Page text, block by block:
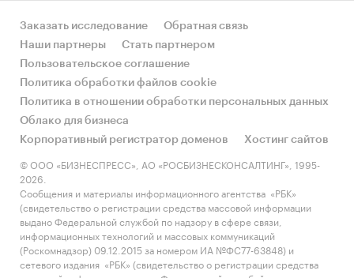
Заказать исследование
Обратная связь
Наши партнеры
Стать партнером
Пользовательское соглашение
Политика обработки файлов cookie
Политика в отношении обработки персональных данных
Облако для бизнеса
Корпоративный регистратор доменов
Хостинг сайтов
© ООО «БИЗНЕСПРЕСС», АО «РОСБИЗНЕСКОНСАЛТИНГ», 1995-
2026.
Сообщения и материалы информационного агентства «РБК»
(свидетельство о регистрации средства массовой информации
выдано Федеральной службой по надзору в сфере связи,
информационных технологий и массовых коммуникаций
(Роскомнадзор) 09.12.2015 за номером ИА №ФС77-63848) и
сетевого издания «РБК» (свидетельство о регистрации средства